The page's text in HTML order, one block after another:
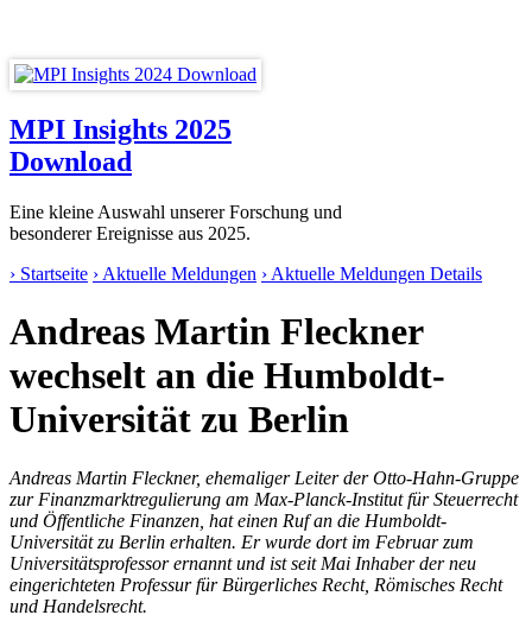
MPI Insights 2025
Download
Eine kleine Auswahl unserer Forschung und
besonderer Ereignisse aus 2025.
› Startseite › Aktuelle Meldungen › Aktuelle Meldungen Details
Andreas Martin Fleckner
wechselt an die Humboldt-
Universität zu Berlin
Andreas Martin Fleckner, ehemaliger Leiter der Otto-Hahn-Gruppe
zur Finanzmarktregulierung am Max-Planck-Institut für Steuerrecht
und Öffentliche Finanzen, hat einen Ruf an die Humboldt-
Universität zu Berlin erhalten. Er wurde dort im Februar zum
Universitätsprofessor ernannt und ist seit Mai Inhaber der neu
eingerichteten Professur für Bürgerliches Recht, Römisches Recht
und Handelsrecht.